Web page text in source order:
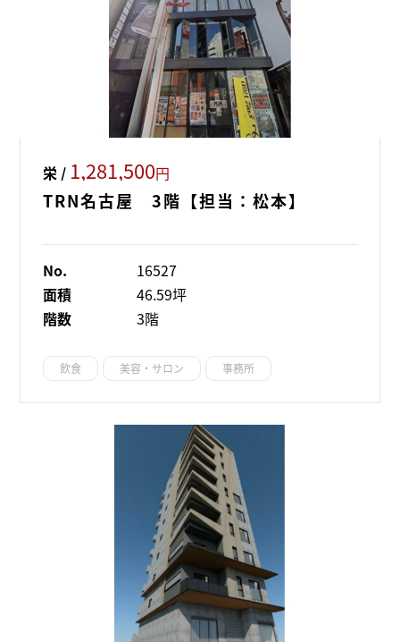
栄 / 1,281,500円
TRN名古屋 3階【担当：松本】
No.
16527
面積
46.59坪
階数
3階
飲食 美容・サロン 事務所